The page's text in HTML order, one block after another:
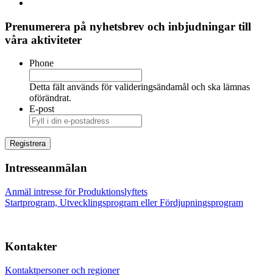
Prenumerera på nyhetsbrev och inbjudningar till
våra aktiviteter
Phone
Detta fält används för valideringsändamål och ska lämnas
oförändrat.
E-post
Intresseanmälan
Anmäl intresse för Produktionslyftets
Startprogram, Utvecklingsprogram eller Fördjupningsprogram
Kontakter
Kontaktpersoner och regioner